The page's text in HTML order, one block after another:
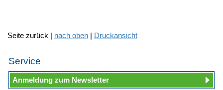
Seite zurück | nach oben | Druckansicht
Service
Anmeldung zum Newsletter